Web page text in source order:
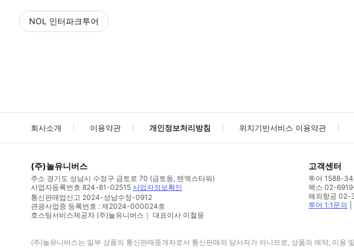
NOL 인터파크투어
회사소개 이용약관 개인정보처리방침 위치기반서비스 이용약관
(주)놀유니버스
주소 경기도 성남시 수정구 금토로 70 (금토동, 텐엑스타워)
사업자등록번호 824-81-02515 사업자정보확인
통신판매업신고 2024-성남수정-0912
관광사업증 등록번호 : 제2024-000024호
호스팅서비스제공자 (주)놀유니버스｜ 대표이사 이철웅
고객센터
투어 1588-
팩스 02-
해외항공
투어 1:1문의
(주)놀유니버스는 일부 상품의 통신판매중개자로서 통신판매의 당사자가 아니므로, 상품의 예약, 이용